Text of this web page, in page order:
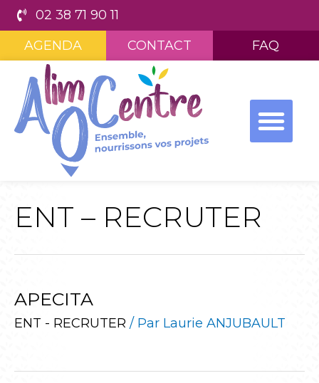
02 38 71 90 11
AGENDA
CONTACT FAQ
ENT – RECRUTER
APECITA
ENT - RECRUTER / Par Laurie ANJUBAULT